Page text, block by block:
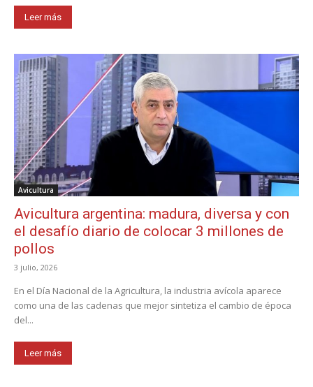
Leer más
Avicultura
Avicultura argentina: madura, diversa y con
el desafío diario de colocar 3 millones de
pollos
3 julio, 2026
En el Día Nacional de la Agricultura, la industria avícola aparece
como una de las cadenas que mejor sintetiza el cambio de época
del...
Leer más